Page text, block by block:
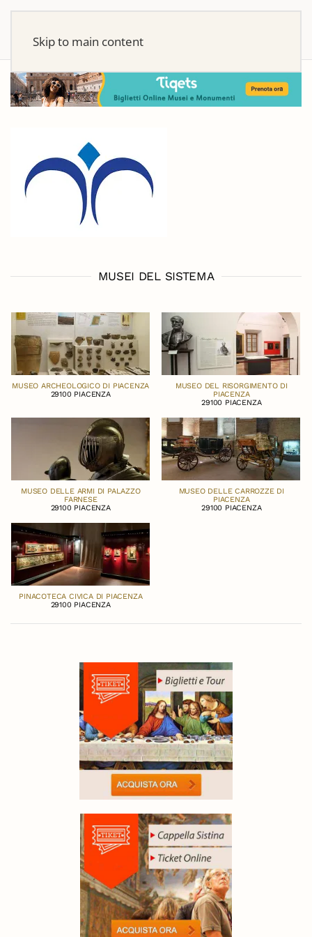
Skip to main content
MUSEI DEL SISTEMA
MUSEO ARCHEOLOGICO DI PIACENZA
29100 PIACENZA
MUSEO DEL RISORGIMENTO DI
PIACENZA
29100 PIACENZA
MUSEO DELLE ARMI DI PALAZZO
FARNESE
29100 PIACENZA
MUSEO DELLE CARROZZE DI
PIACENZA
29100 PIACENZA
PINACOTECA CIVICA DI PIACENZA
29100 PIACENZA